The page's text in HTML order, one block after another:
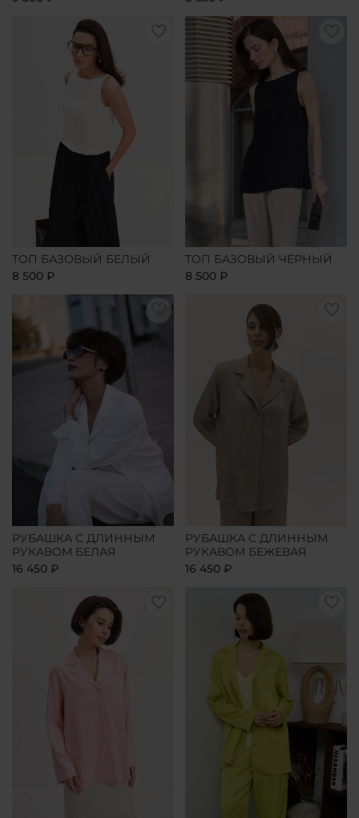
ТОП БАЗОВЫЙ БЕЛЫЙ
8 500 ₽
ТОП БАЗОВЫЙ ЧЁРНЫЙ
8 500 ₽
РУБАШКА С ДЛИННЫМ
РУКАВОМ БЕЛАЯ
16 450 ₽
РУБАШКА С ДЛИННЫМ
РУКАВОМ БЕЖЕВАЯ
16 450 ₽